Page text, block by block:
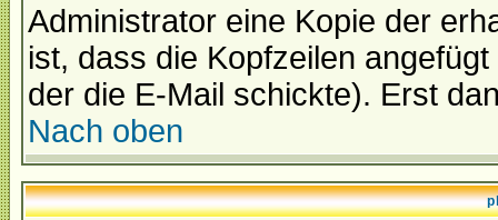
Administrator eine Kopie der
ist, dass die Kopfzeilen
der die E-Mail schickte). Erst
Nach oben